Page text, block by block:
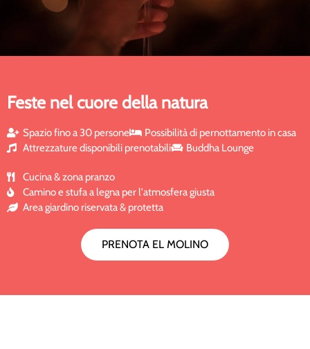
Feste nel cuore della natura
Spazio fino a 30 persone
Possibilità di pernottamento in casa
Attrezzature disponibili prenotabili
Buddha Lounge
Cucina & zona pranzo
Camino e stufa a legna per l'atmosfera giusta
Area giardino riservata & protetta
PRENOTA EL MOLINO